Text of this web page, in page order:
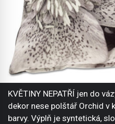
KVĚTINY NEPATŘÍ jen do
dekor nese polštář Orchid v
barvy. Výplň je syntetická,